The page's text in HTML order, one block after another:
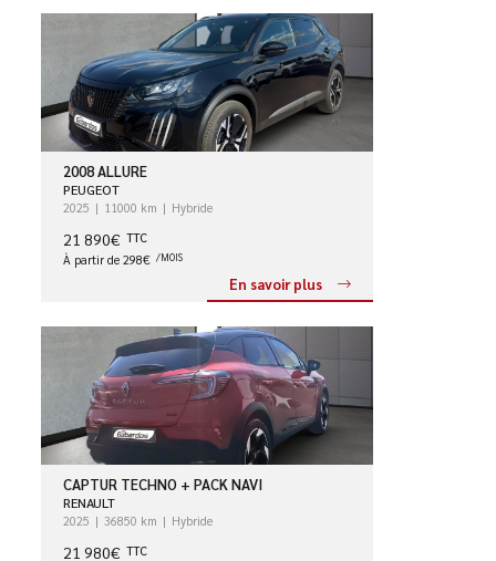
2008 ALLURE
PEUGEOT
2025 11000 km Hybride
21 890€ TTC
À partir de 298€ /MOIS
En savoir plus
CAPTUR TECHNO + PACK NAVI
RENAULT
2025 36850 km Hybride
21 980€ TTC